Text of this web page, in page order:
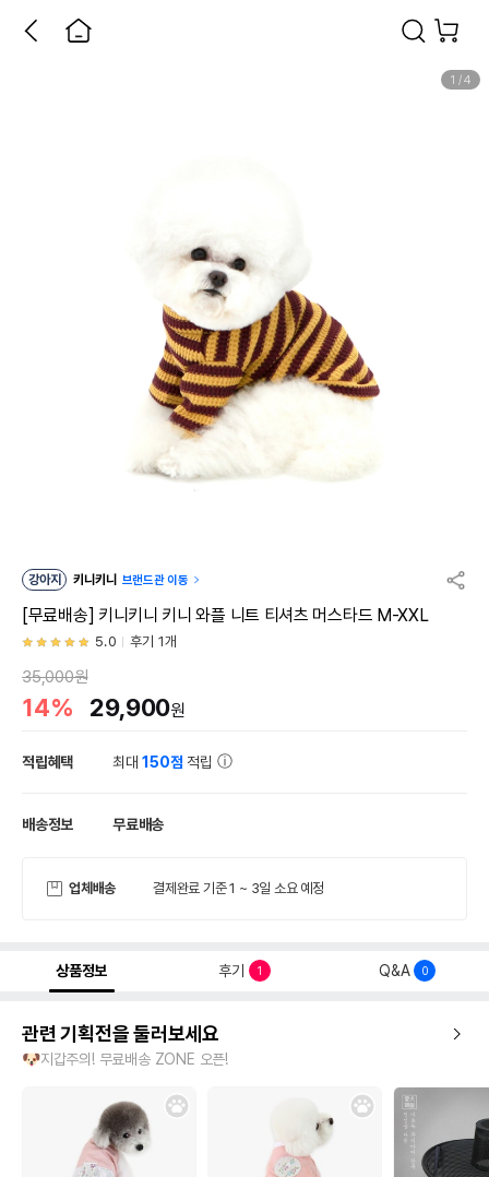
1 /4
강아지 키니키니 브랜드관 이동
[무료배송] 키니키니 키니 와플 니트 티셔츠 머스타드 M-XXL
5.0 후기 1개
35,000원
14% 29,900원
적립혜택 최대150점 적립
배송정보 무료배송
업체배송 결제완료 기준 1 ~ 3일 소요 예정
상품정보 후기 1 Q&A 0
관련 기획전을 둘러보세요
🐶지갑주의! 무료배송 ZONE 오픈!